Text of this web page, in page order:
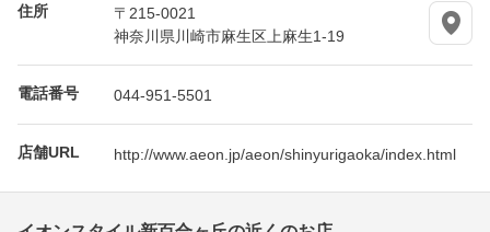
住所
〒215-0021
神奈川県川崎市麻生区上麻生1-19
電話番号 044-951-5501
店舗URL http://www.aeon.jp/aeon/shinyurigaoka/index.html